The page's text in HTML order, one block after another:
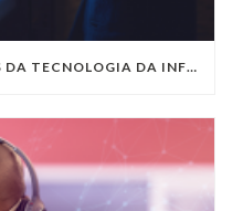
QUAIS SÃO AS TENDÊNCIAS DA TECNOLOGIA DA INFORMAÇÃO PARA 2023?